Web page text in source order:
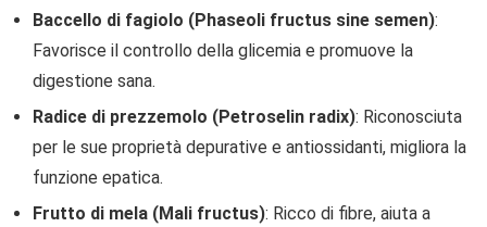
Baccello di fagiolo (Phaseoli fructus sine semen):
Favorisce il controllo della glicemia e promuove la
digestione sana.
Radice di prezzemolo (Petroselin radix): Riconosciuta
per le sue proprietà depurative e antiossidanti, migliora la
funzione epatica.
Frutto di mela (Mali fructus): Ricco di fibre, aiuta a